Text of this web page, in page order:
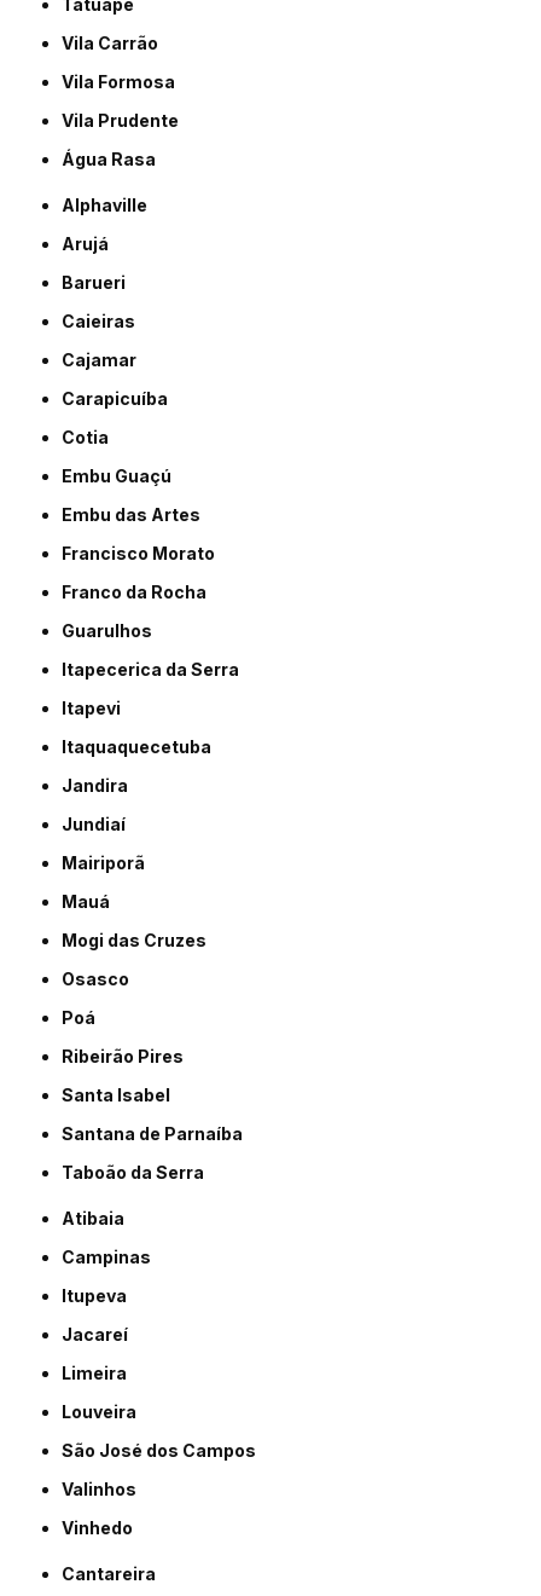
Vila Carrão
Vila Formosa
Vila Prudente
Água Rasa
Alphaville
Arujá
Barueri
Caieiras
Cajamar
Carapicuíba
Cotia
Embu Guaçú
Embu das Artes
Francisco Morato
Franco da Rocha
Guarulhos
Itapecerica da Serra
Itapevi
Itaquaquecetuba
Jandira
Jundiaí
Mairiporã
Mauá
Mogi das Cruzes
Osasco
Poá
Ribeirão Pires
Santa Isabel
Santana de Parnaíba
Taboão da Serra
Atibaia
Campinas
Itupeva
Jacareí
Limeira
Louveira
São José dos Campos
Valinhos
Vinhedo
Cantareira